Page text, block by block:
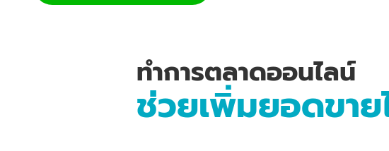
ทำการตลาดออนไลน์
ช่วยเพิ่มยอดขา